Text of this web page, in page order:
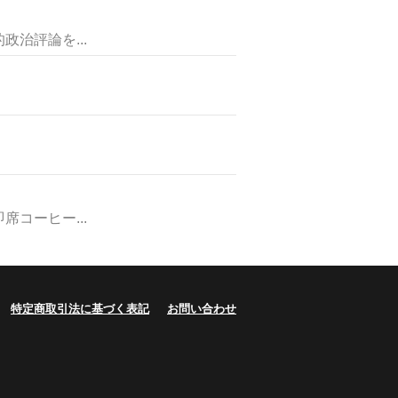
治評論を...
コーヒー...
特定商取引法に基づく表記 お問い合わせ